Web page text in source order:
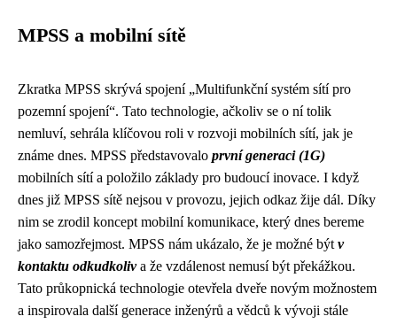
MPSS a mobilní sítě
Zkratka MPSS skrývá spojení „Multifunkční systém sítí pro
pozemní spojení“. Tato technologie, ačkoliv se o ní tolik
nemluví, sehrála klíčovou roli v rozvoji mobilních sítí, jak je
známe dnes. MPSS představovalo první generaci (1G)
mobilních sítí a položilo základy pro budoucí inovace. I když
dnes již MPSS sítě nejsou v provozu, jejich odkaz žije dál. Díky
nim se zrodil koncept mobilní komunikace, který dnes bereme
jako samozřejmost. MPSS nám ukázalo, že je možné být v
kontaktu odkudkoliva že vzdálenost nemusí být překážkou.
Tato průkopnická technologie otevřela dveře novým možnostem
a inspirovala další generace inženýrů a vědců k vývoji stále